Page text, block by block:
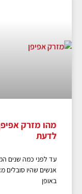
מהו מזרק
לדעת
עד לפני כמה שנים
אנשים שהיו סובלים
באופן